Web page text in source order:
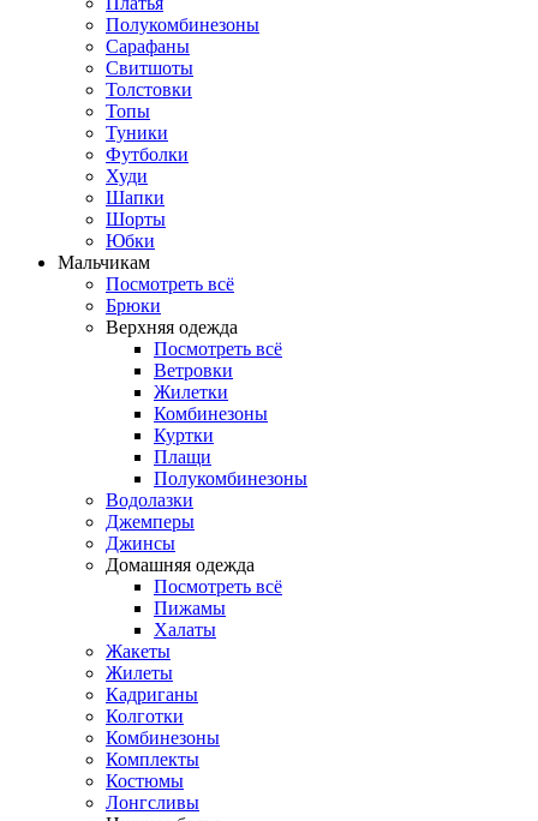
Полукомбинезоны
Сарафаны
Свитшоты
Толстовки
Топы
Туники
Футболки
Худи
Шапки
Шорты
Юбки
Мальчикам
Посмотреть всё
Брюки
Верхняя одежда
Посмотреть всё
Ветровки
Жилетки
Комбинезоны
Куртки
Плащи
Полукомбинезоны
Водолазки
Джемперы
Джинсы
Домашняя одежда
Посмотреть всё
Пижамы
Халаты
Жакеты
Жилеты
Кадриганы
Колготки
Комбинезоны
Комплекты
Костюмы
Лонгсливы